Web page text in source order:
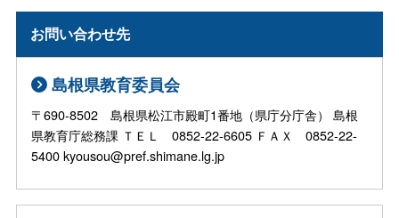
お問い合わせ先
島根県教育委員会
〒690-8502 島根県松江市殿町1番地（県庁分庁舎） 島根
県教育庁総務課 ＴＥＬ 0852-22-6605 ＦＡＸ 0852-22-
5400 kyousou@pref.shimane.lg.jp